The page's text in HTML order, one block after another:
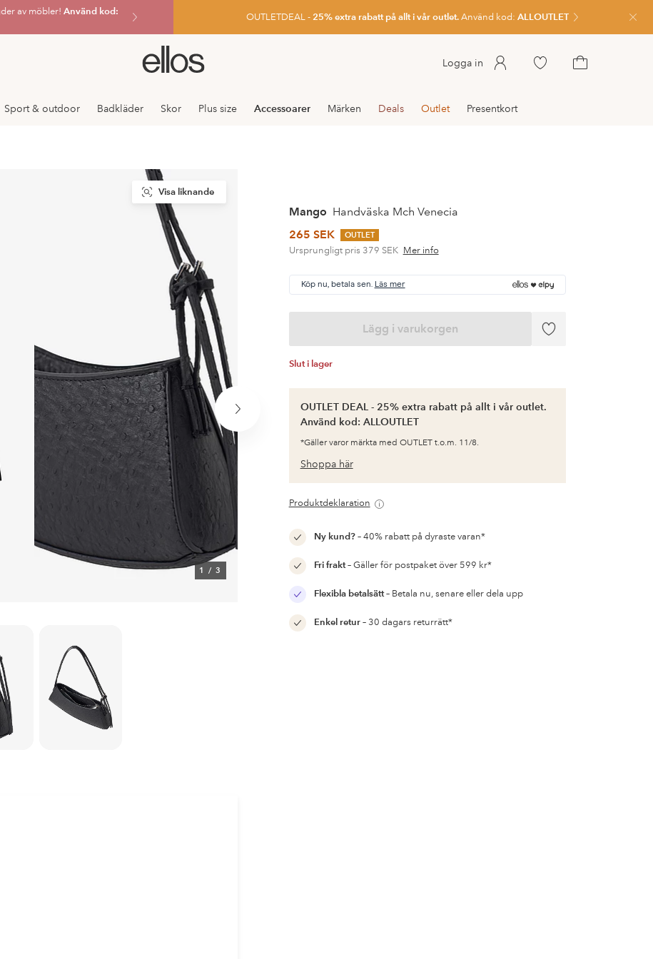
av möbler! Använd kod:
OUTLETDEAL - 25% extra rabatt på allt i vår outlet.Använd kod: ALLOUTLET
Ellos
logotyp
gå
Logga in
Gå
Sport & outdoor Badkläder Skor Plus size Accessoarer Märken Deals Outlet Presentkort
Nästa
produkt
1/ 3
Visa liknande
Mango Handväska Mch Venecia
265 SEK
OUTLET
Ursprungligt pris 379 SEK Mer info
Köp nu, betala sen. Läs mer
Lägg i varukorgen
Lägg
Slut i lager
OUTLET DEAL - 25% extra rabatt på allt i vår outlet.
Använd kod: ALLOUTLET
*Gäller varor märkta med OUTLET t.o.m. 11/8.
Shoppa här
Produktdeklaration
Ny kund?– 40% rabatt på dyraste varan*
Fri frakt– Gäller för postpaket över 599 kr*
Flexibla betalsätt– Betala nu, senare eller dela upp
Enkel retur– 30 dagars returrätt*